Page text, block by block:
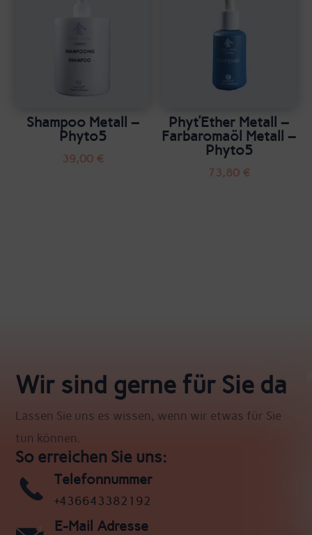
Shampoo Metall –
Phyto5
39,00 €
Phyt’Ether Metall –
Farbaromaöl Metall –
Phyto5
73,80 €
Wir sind gerne für Sie da
Lassen Sie uns es wissen, wenn wir etwas für Sie
tun können.
So erreichen Sie uns:
Telefonnummer
+436643382192
E-Mail Adresse